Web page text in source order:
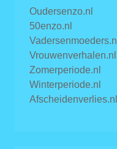
Oudersenzo.nl
50enzo.nl
Vadersenmoeders.nl
Vrouwenverhalen.nl
Zomerperiode.nl
Winterperiode.nl
Afscheidenverlies.nl